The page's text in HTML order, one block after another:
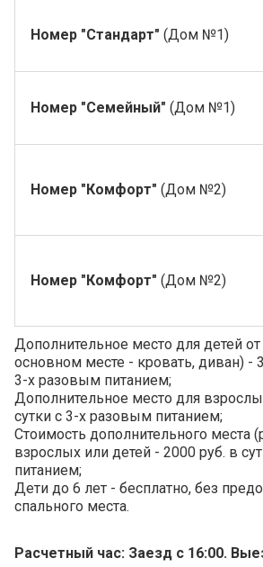
Номер "Стандарт" (Дом №1)
Номер "Семейный" (Дом №1)
Номер "Комфорт" (Дом №2)
Номер "Комфорт" (Дом №2)
Дополнительное место для детей от
основном месте - кровать, диван) -
3-х разовым питанием;
Дополнительное место для
сутки с 3-х разовым питанием;
Стоимость дополнительного места
взрослых или детей - 2000 руб. в
питанием;
Дети до 6 лет - бесплатно, без
спального места.
Расчетный час: Заезд с 16:00.